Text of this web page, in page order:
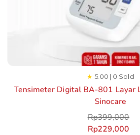
Tensimeter Digital BA-801 Layar
Sinocare
★ 5.00 | 0 Sold
Rp399,000
Rp229,000